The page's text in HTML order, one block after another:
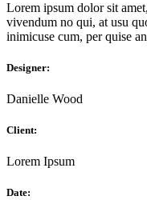
Lorem ipsum dolor sit
vivendum no qui, at usu
inimicuse cum, per quise
Designer:
Danielle Wood
Client:
Lorem Ipsum
Date: